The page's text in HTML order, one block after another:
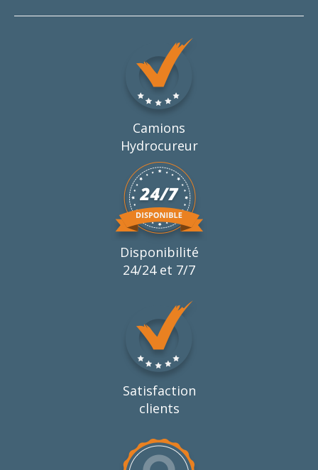
Camions
Hydrocureur
Disponibilité
24/24 et 7/7
Satisfaction
clients